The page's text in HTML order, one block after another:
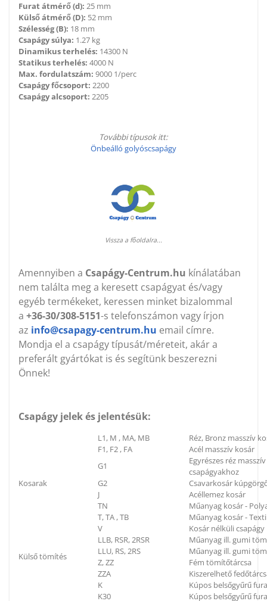
Furat átmérő (d): 25 mm
Külső átmérő (D): 52 mm
Szélesség (B): 18 mm
Csapágy súlya: 1.27 kg
Dinamikus terhelés: 14300 N
Statikus terhelés: 4000 N
Max. fordulatszám: 9000 1/perc
Csapágy főcsoport: 2200
Csapágy alcsoport: 2205
További típusok itt:
Önbeálló golyóscsapágy
Vissza a főoldalra...
Amennyiben a Csapágy-Centrum.hu kínálatában
nem találta meg a keresett csapágyat és/vagy
egyéb termékeket, keressen minket bizalommal
a +36-30/308-5151-s telefonszámon vagy írjon
az info@csapagy-centrum.hu email címre.
Mondja el a csapágy típusát/méreteit, akár a
preferált gyártókat is és segítünk beszerezni
Önnek!
Csapágy jelek és jelentésük:
Kosarak
L1, M , MA, MB
Réz, Bronz masszív
F1, F2 , FA
Acél masszív kosár
G1
Egyrészes réz
csapágyakhoz
G2
Csavarkosár
J
Acéllemez kosár
TN
Műanyag kosár -
T, TA , TB
Műanyag kosár -
V
Kosár nélküli csapágy
Külső tömítés
LLB, RSR, 2RSR
Műanyag ill. gumi
LLU, RS, 2RS
Műanyag ill. gumi
Z, ZZ
Fém tömítőtárcsa
ZZA
Kiszerelhető
K
Kúpos belsőgyűrű
K30
Kúpos belsőgyűrű